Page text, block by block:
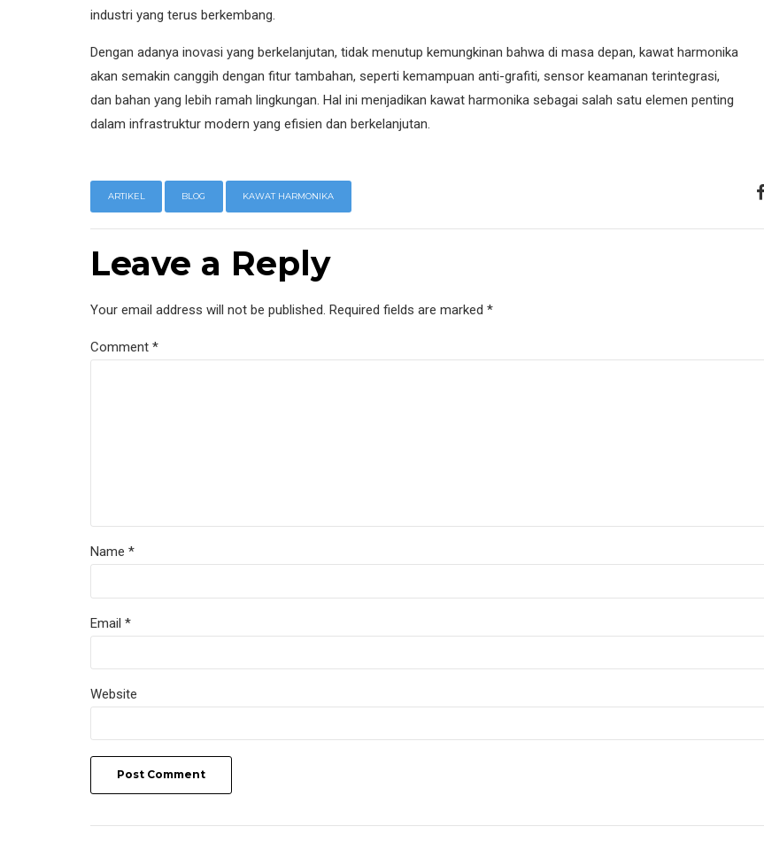
industri yang terus berkembang.
Dengan adanya inovasi yang berkelanjutan, tidak menutup kemungkinan bahwa di masa depan, kawat harmonika
akan semakin canggih dengan fitur tambahan, seperti kemampuan anti-grafiti, sensor keamanan terintegrasi,
dan bahan yang lebih ramah lingkungan. Hal ini menjadikan kawat harmonika sebagai salah satu elemen penting
dalam infrastruktur modern yang efisien dan berkelanjutan.
ARTIKEL BLOG KAWAT HARMONIKA
Leave a Reply
Your email address will not be published. Required fields are marked *
Comment *
Name *
Email *
Website
Post Comment